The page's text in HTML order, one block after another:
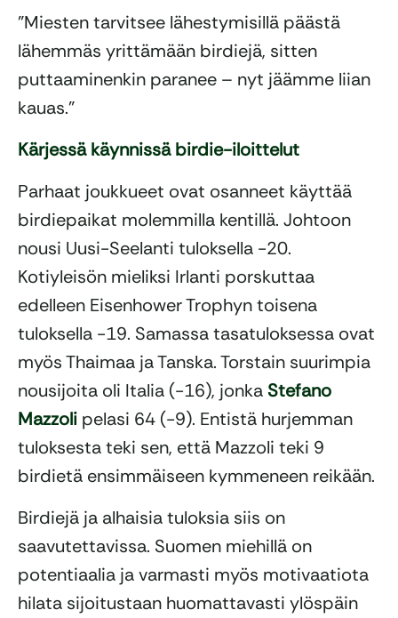
”Miesten tarvitsee lähestymisillä päästä
lähemmäs yrittämään birdiejä, sitten
puttaaminenkin paranee – nyt jäämme liian
kauas.”
Kärjessä käynnissä birdie-iloittelut
Parhaat joukkueet ovat osanneet käyttää
birdiepaikat molemmilla kentillä. Johtoon
nousi Uusi-Seelanti tuloksella -20.
Kotiyleisön mieliksi Irlanti porskuttaa
edelleen Eisenhower Trophyn toisena
tuloksella -19. Samassa tasatuloksessa ovat
myös Thaimaa ja Tanska. Torstain suurimpia
nousijoita oli Italia (-16), jonka Stefano
Mazzoli pelasi 64 (-9). Entistä hurjemman
tuloksesta teki sen, että Mazzoli teki 9
birdietä ensimmäiseen kymmeneen reikään.
Birdiejä ja alhaisia tuloksia siis on
saavutettavissa. Suomen miehillä on
potentiaalia ja varmasti myös motivaatiota
hilata sijoitustaan huomattavasti ylöspäin